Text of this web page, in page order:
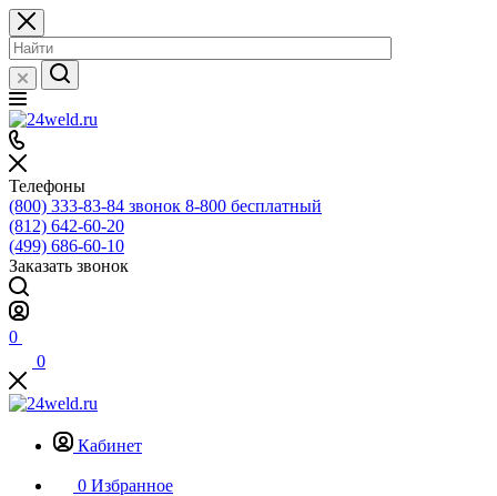
Телефоны
(800) 333-83-84 звонок 8-800 бесплатный
(812) 642-60-20
(499) 686-60-10
Заказать звонок
0
0
Кабинет
0 Избранное